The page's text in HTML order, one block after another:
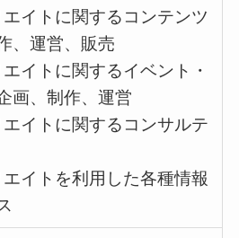
イトに関するコンテンツ
、運営、販売
イトに関するイベント・
画、制作、運営
イトに関するコンサルテ
イトを利用した各種情報